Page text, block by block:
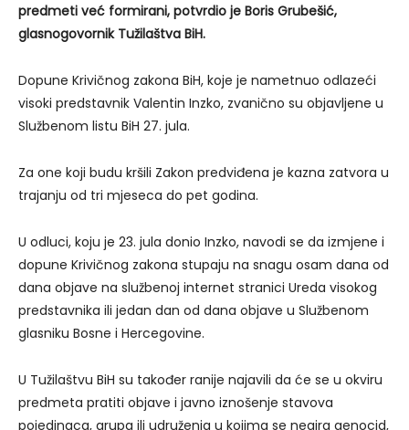
predmeti već formirani, potvrdio je Boris Grubešić,
glasnogovornik Tužilaštva BiH.
Dopune Krivičnog zakona BiH, koje je nametnuo odlazeći
visoki predstavnik Valentin Inzko, zvanično su objavljene u
Službenom listu BiH 27. jula.
Za one koji budu kršili Zakon predviđena je kazna zatvora u
trajanju od tri mjeseca do pet godina.
U odluci, koju je 23. jula donio Inzko, navodi se da izmjene i
dopune Krivičnog zakona stupaju na snagu osam dana od
dana objave na službenoj internet stranici Ureda visokog
predstavnika ili jedan dan od dana objave u Službenom
glasniku Bosne i Hercegovine.
U Tužilaštvu BiH su također ranije najavili da će se u okviru
predmeta pratiti objave i javno iznošenje stavova
pojedinaca, grupa ili udruženja u kojima se negira genocid,